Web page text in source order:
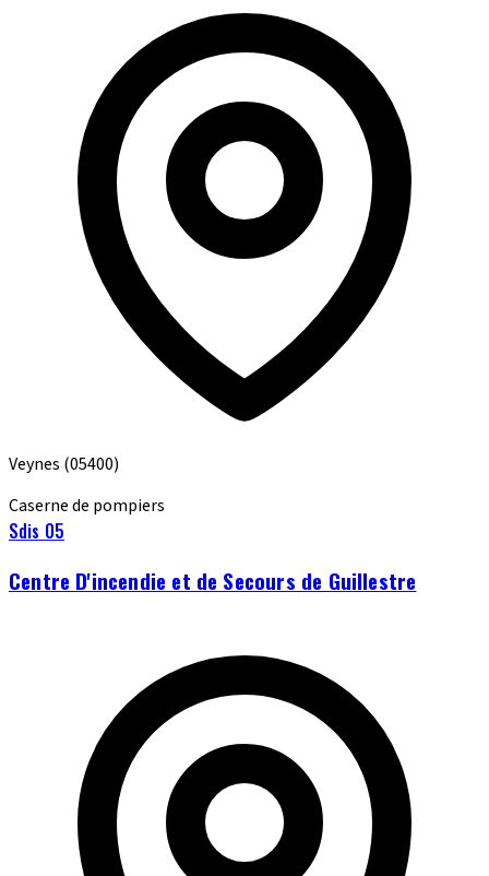
Veynes (05400)
Caserne de pompiers
Sdis 05
Centre D'incendie et de Secours de Guillestre